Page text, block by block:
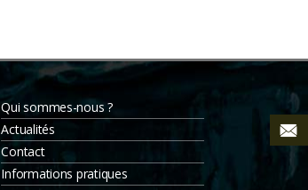
Qui sommes-nous ?
Actualités
Contact
Informations pratiques